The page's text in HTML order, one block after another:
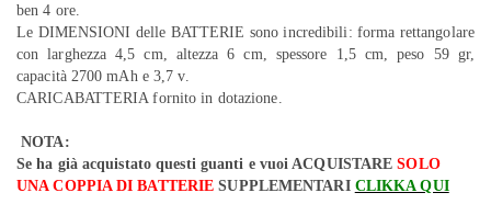
ben 4 ore.
Le DIMENSIONI delle BATTERIE sono incredibili: forma rettangolare
con larghezza 4,5 cm, altezza 6 cm, spessore 1,5 cm, peso 59 gr,
capacità 2700 mAh e 3,7 v.
CARICABATTERIA fornito in dotazione.
NOTA:
Se ha già acquistato questi guanti e vuoi ACQUISTARESOLO
UNA COPPIA DI BATTERIE SUPPLEMENTARI CLIKKA QUI